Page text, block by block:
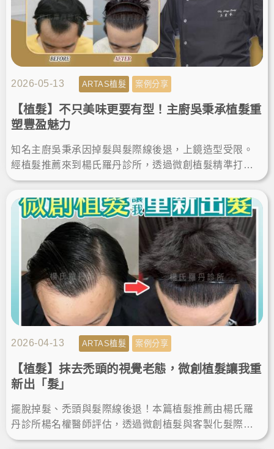
2026-05-13 ARTAS植髮 案例分享
【植髮】不只美味更要有型！主廚吳秉承植髮重
塑豐盈魅力
知名主廚吳秉承因掉髮與髮際線後退，上鏡造型受限。
經植髮推薦來到楊氏羅丹診所，透過微創植髮精準打造
客製化髮際線。這次的植髮經歷讓他重拾豐盈，自信展
現無死角帥氣。
2026-04-13 ARTAS植髮 案例分享
【植髮】抹去禿頭的視覺老態，微創植髮讓我重
新出「髮」
擺脫掉髮、禿頭與髮際線後退！本篇植髮推薦由楊氏羅
丹診所楊名權醫師評估，透過微創植髮與客製化髮際線
設計，解決高額頭植髮需求，術後重獲自然髮量與自